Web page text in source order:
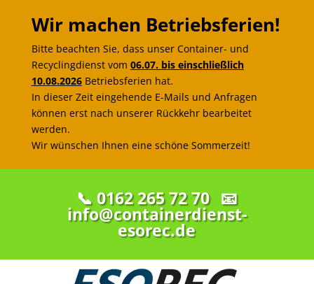
Wir machen Betriebsferien!
Bitte beachten Sie, dass unser Container- und
Recyclingdienst vom 06.07. bis einschließlich
10.08.2026Betriebsferien hat.
In dieser Zeit eingehende E-Mails und Anfragen
können erst nach unserer Rückkehr bearbeitet
werden.
Wir wünschen Ihnen eine schöne Sommerzeit!
📞 0162 265 72 70 📧
info@containerdienst-
esorec.de